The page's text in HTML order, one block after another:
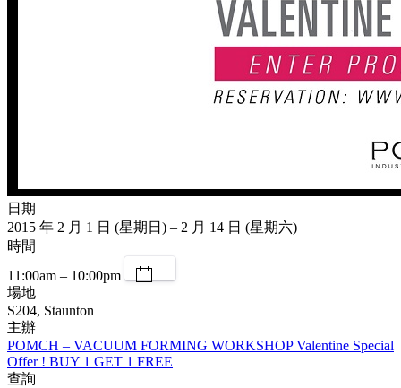
日期
2015 年 2 月 1 日 (星期日) – 2 月 14 日 (星期六)
時間
11:00am – 10:00pm
場地
S204, Staunton
主辦
POMCH – VACUUM FORMING WORKSHOP Valentine Special
Offer ! BUY 1 GET 1 FREE
查詢